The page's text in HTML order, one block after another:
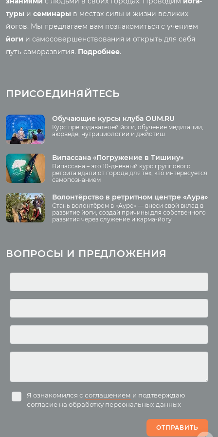
Семинары
Аудио отзывы о
О нас
Преподаватели
Регионы
Ваша помощь
Принять участие
Волонтёрство
Основы йоги
Медитация
Шаткармы
Пранаяма
Фото
Курс нутрициологии
Курсы преподавателей
Курсы преподавателей
Занятия
Здоровое питание.
Христианство
Притчи
Электронные
туры и семинары в местах силы и жизни великих
йогов. Мы предлагаем вам познакомиться с учением
йоги и самосовершенствования и открыть для себя
путь саморазвития. Подробнее.
ПРИСОЕДИНЯЙТЕСЬ
Обучающие курсы клуба OUM.RU
Курс преподавателей йоги, обучение медитации,
аюрведе, нутрициологии и джйотиш
Випассана «Погружение в Тишину»
Випассана – это 10-дневный курс группового
ретрита вдали от города для тех, кто интересуется
самопознанием
Волонтёрство в ретритном центре «Аура»
Стань волонтёром в «Ауре» — внеси свой вклад в
развитие йоги, создай причины для собственного
развития через служение и карма-йогу
ВОПРОСЫ И ПРЕДЛОЖЕНИЯ
Я ознакомился ссоглашением и подтверждаю
согласие на обработку персональных данных
ОТПРАВИТЬ